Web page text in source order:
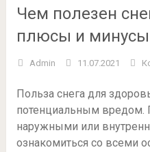
Чем полезен
плюсы и минусы
Admin 11.07.2021
Польза снега для
потенциальным вредом.
наружными или
ознакомиться со всеми